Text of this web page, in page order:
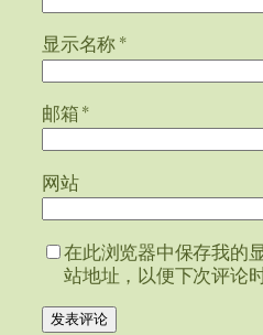
显示名称*
邮箱*
网站
在此浏览器中保存我的
站地址，以便下次评论